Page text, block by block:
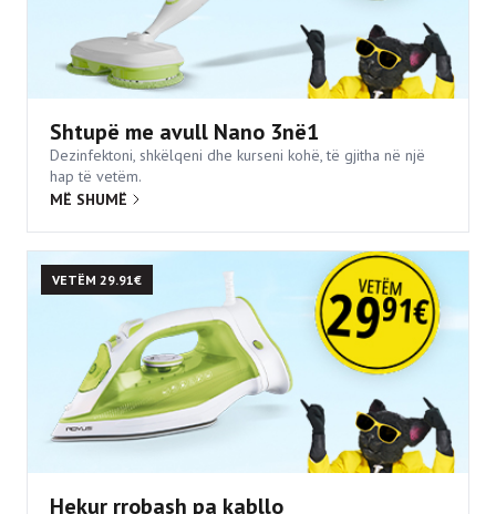
Shtupë me avull Nano 3në1
Dezinfektoni, shkëlqeni dhe kurseni kohë, të gjitha në një
hap të vetëm.
MË SHUMË
VETËM 29.91€
Hekur rrobash pa kabllo